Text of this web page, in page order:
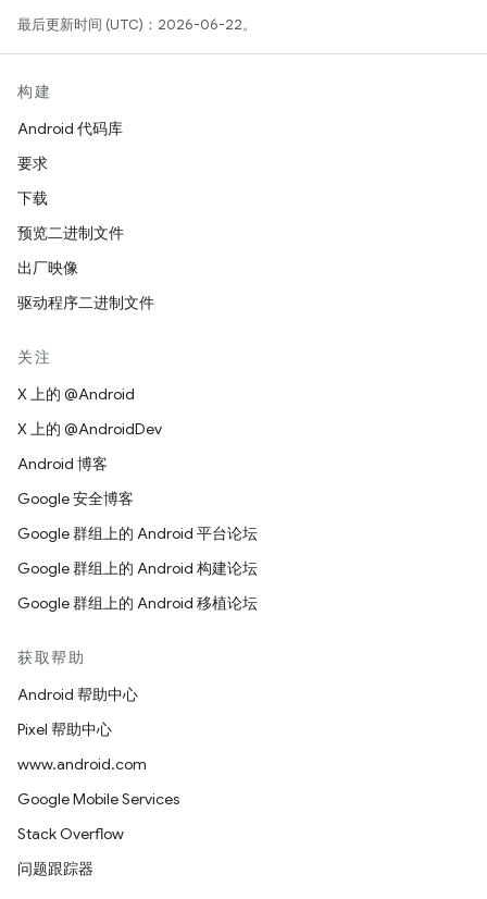
最后更新时间 (UTC)：2026-06-22。
构建
Android 代码库
要求
下载
预览二进制文件
出厂映像
驱动程序二进制文件
关注
X 上的 @Android
X 上的 @AndroidDev
Android 博客
Google 安全博客
Google 群组上的 Android 平台论坛
Google 群组上的 Android 构建论坛
Google 群组上的 Android 移植论坛
获取帮助
Android 帮助中心
Pixel 帮助中心
www.android.com
Google Mobile Services
Stack Overflow
问题跟踪器